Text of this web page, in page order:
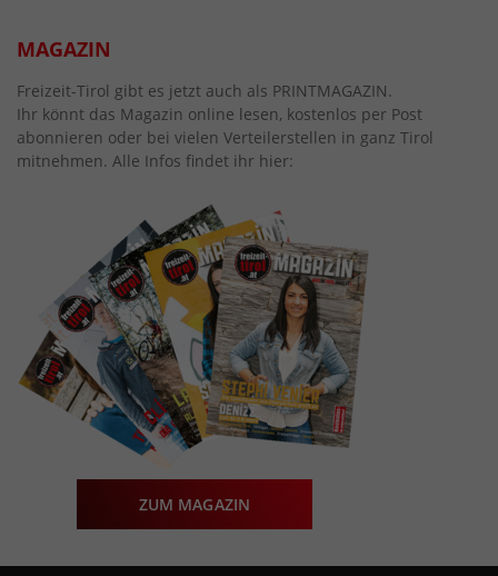
MAGAZIN
Freizeit-Tirol gibt es jetzt auch als PRINTMAGAZIN.
Ihr könnt das Magazin online lesen, kostenlos per Post
abonnieren oder bei vielen Verteilerstellen in ganz Tirol
mitnehmen. Alle Infos findet ihr hier:
ZUM MAGAZIN